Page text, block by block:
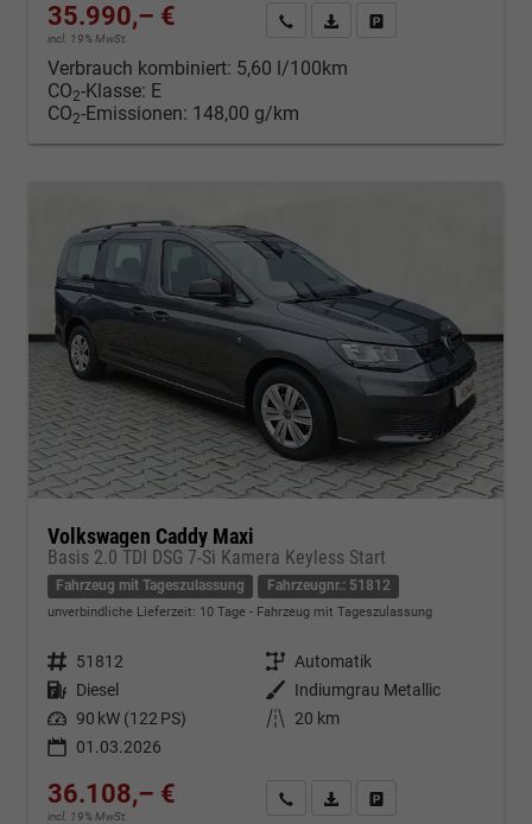
35.990,– €
incl. 19% MwSt.
Kontakt & Angebot anfordern
PDF-Datei, Fahrzeugexposé
Verbrauch kombiniert: 5,60 l/100km
CO2-Klasse: E
CO2-Emissionen: 148,00 g/km
Volkswagen Caddy Maxi
Basis 2.0 TDI DSG 7-Si Kamera Keyless Start
Fahrzeug mit Tageszulassung Fahrzeugnr.: 51812
unverbindliche Lieferzeit: 10 Tage Fahrzeug mit Tageszulassung
Fahrzeugnr. 51812 Getriebe Automatik
Kraftstoff Diesel Außenfarbe
Indiumgrau Metallic
Leistung 90 kW (122 PS) Kilometerstand
20 km
01.03.2026
36.108,– €
incl. 19% MwSt.
Kontakt & Angebot anfordern
PDF-Datei, Fahrzeugexposé